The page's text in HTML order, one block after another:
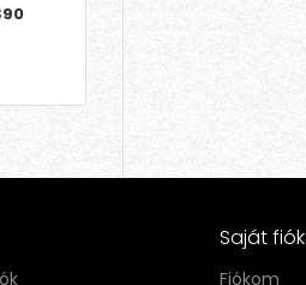
Saját fiók
Fiókom